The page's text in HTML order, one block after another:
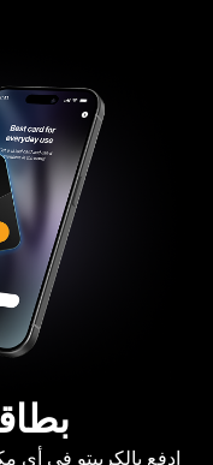
ادفع بالكريبتو في أي